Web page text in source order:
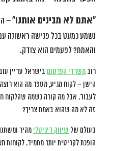
“אתם לא מבינים אותנו”–
נשמע כמעט בכל פגישה ראשונה
והאמת? לפעמים הוא צודק.
רוב משרדי הפרסום בישראל עדיין
הישן – לקוח מגיע, מספר מה הוא
לעבוד. אבל מה קורה כשמה שהלקוח
זה לא מה שהוא באמת צריך?
בעולם של שיווק דיגיטלי מהיר
הופכת לקריטית יותר מתמיד. לקוחות